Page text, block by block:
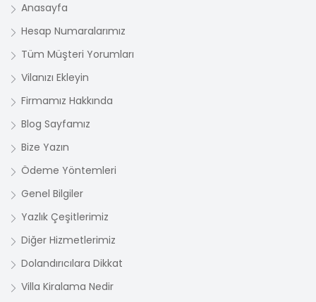
Anasayfa
Hesap Numaralarımız
Tüm Müşteri Yorumları
Vilanızı Ekleyin
Firmamız Hakkında
Blog Sayfamız
Bize Yazın
Ödeme Yöntemleri
Genel Bilgiler
Yazlık Çeşitlerimiz
Diğer Hizmetlerimiz
Dolandırıcılara Dikkat
Villa Kiralama Nedir